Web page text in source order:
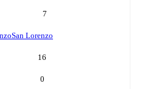
7
San Lorenzo
16
0